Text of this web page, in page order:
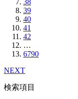
38
39
40
41
42
…
6790
NEXT
検索項目